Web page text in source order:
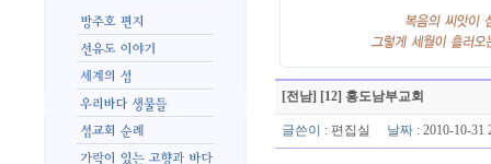
[전남] [12] 홍도남부교회
글쓴이 : 편집실 날짜: 2010-10-